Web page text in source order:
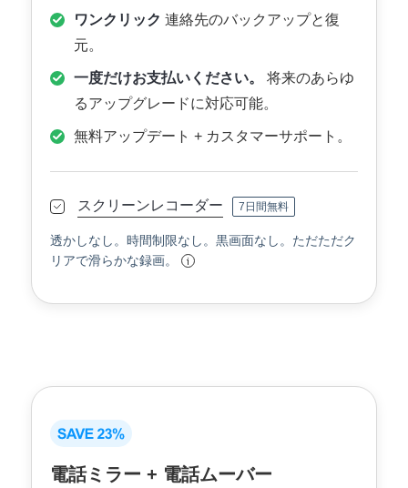
ワンクリック 連絡先のバックアップと復
元。
一度だけお支払いください。
将来のあらゆ
るアップグレードに対応可能。
無料アップデート + カスタマーサポート。
スクリーンレコーダー 7日間無料
透かしなし。時間制限なし。黒画面なし。ただただク
リアで滑らかな録画。
電話ミラー + 電話ムーバー